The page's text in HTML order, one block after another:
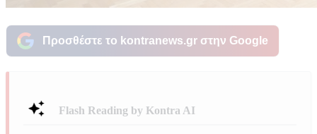
Προσθέστε το kontranews.gr στην Google
Flash Reading by Kontra AI